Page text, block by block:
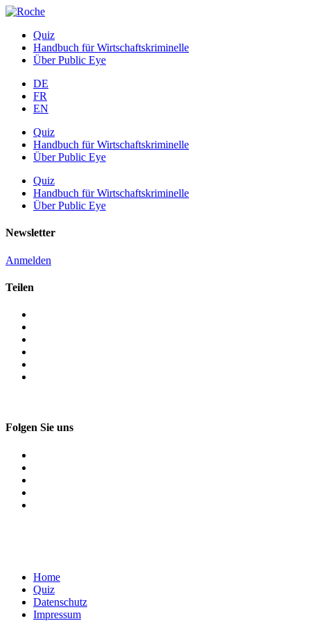
Quiz
Handbuch für Wirtschaftskriminelle
Über Public Eye
DE
FR
EN
Quiz
Handbuch für Wirtschaftskriminelle
Über Public Eye
Quiz
Handbuch für Wirtschaftskriminelle
Über Public Eye
Newsletter
Anmelden
Teilen
Folgen Sie uns
Home
Quiz
Datenschutz
Impressum